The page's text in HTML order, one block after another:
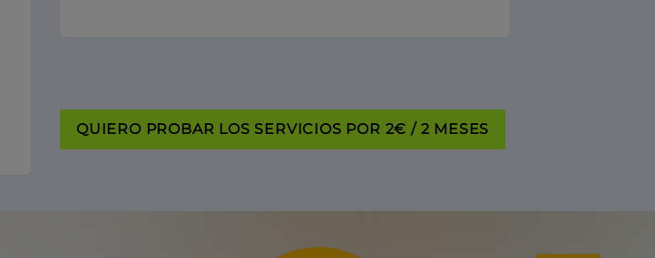
QUIERO PROBAR LOS SERVICIOS POR 2€ / 2 MESES